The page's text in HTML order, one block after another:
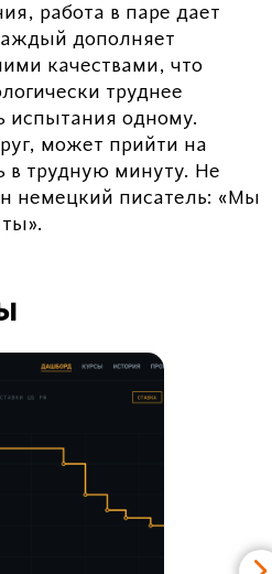
работа в паре дает
дополняет
качествами, что
труднее
испытания одному.
может прийти на
трудную минуту. Не
немецкий писатель: «Мы